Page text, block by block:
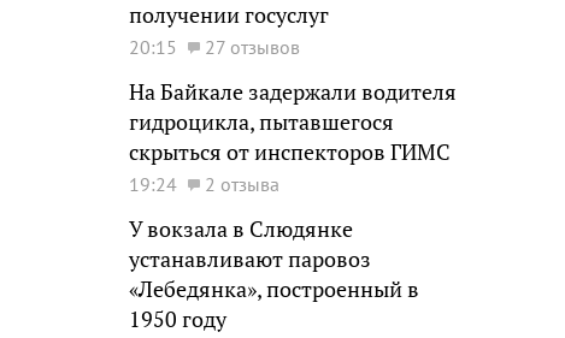
получении госуслуг
20:15 27 отзывов
На Байкале задержали водителя
гидроцикла, пытавшегося
скрыться от инспекторов ГИМС
19:24 2 отзыва
У вокзала в Слюдянке
устанавливают паровоз
«Лебедянка», построенный в
1950 году